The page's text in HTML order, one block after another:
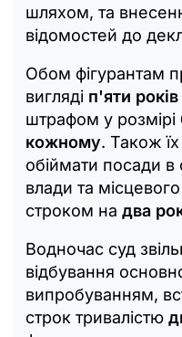
шляхом, та
відомостей до
Обом фігурантам
вигляді п'яти
штрафом у розмірі
кожному. Також
обіймати посади
влади та
строком на два
Водночас суд
відбування
випробуванням,
строк тривалістю